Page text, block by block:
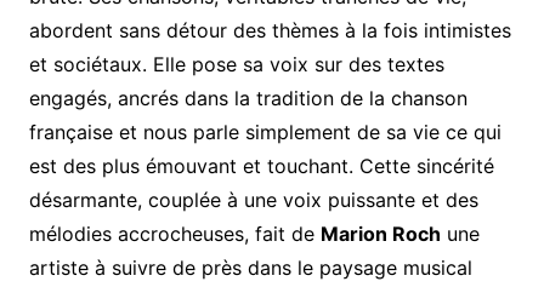
abordent sans détour des thèmes à la fois intimistes
et sociétaux. Elle pose sa voix sur des textes
engagés, ancrés dans la tradition de la chanson
française et nous parle simplement de sa vie ce qui
est des plus émouvant et touchant. Cette sincérité
désarmante, couplée à une voix puissante et des
mélodies accrocheuses, fait de Marion Roch une
artiste à suivre de près dans le paysage musical